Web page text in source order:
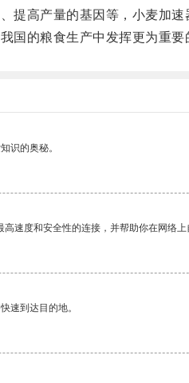
高产量的基因等，小麦加速
的粮食生产中发挥更为重要
识的奥秘。
速度和安全性的连接，并帮助你在网络上
速到达目的地。